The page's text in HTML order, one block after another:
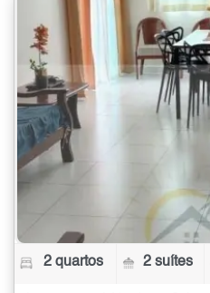
2 quartos 2 suítes